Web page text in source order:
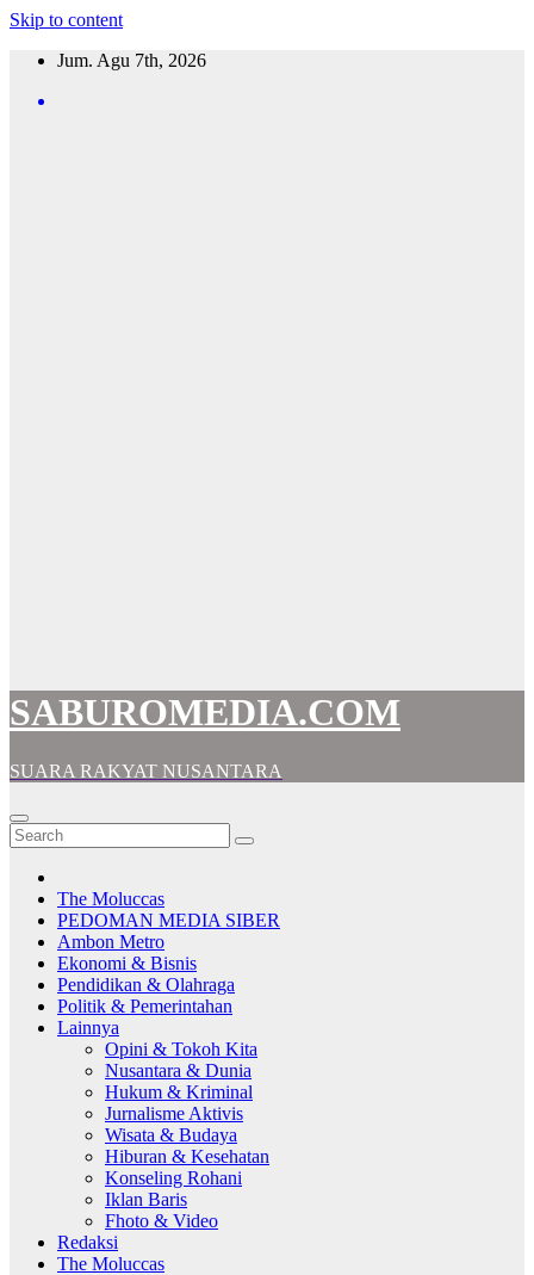
Skip to content
Jum. Agu 7th, 2026
SABUROMEDIA.COM
SUARA RAKYAT NUSANTARA
The Moluccas
PEDOMAN MEDIA SIBER
Ambon Metro
Ekonomi & Bisnis
Pendidikan & Olahraga
Politik & Pemerintahan
Lainnya
Opini & Tokoh Kita
Nusantara & Dunia
Hukum & Kriminal
Jurnalisme Aktivis
Wisata & Budaya
Hiburan & Kesehatan
Konseling Rohani
Iklan Baris
Fhoto & Video
Redaksi
The Moluccas